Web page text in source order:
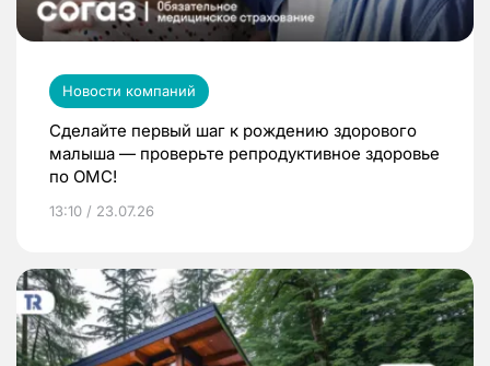
Новости компаний
Сделайте первый шаг к рождению здорового
малыша — проверьте репродуктивное здоровье
по ОМС!
13:10 / 23.07.26